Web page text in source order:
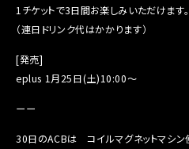
1チケットで3日間お楽しみいただけます。
（連日ドリンク代はかかります）
[発売]
eplus 1月25日(土)10:00〜
ーー
30日のACBは コイルマグネットマシン